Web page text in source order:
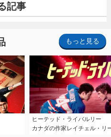
記事
もっと見る
ヒーテッド・ライバルリー
カナダの作家レイチェル・リ